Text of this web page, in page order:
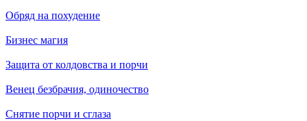
Обряд на похудение
Бизнес магия
Защита от колдовства и порчи
Венец безбрачия, одиночество
Снятие порчи и сглаза